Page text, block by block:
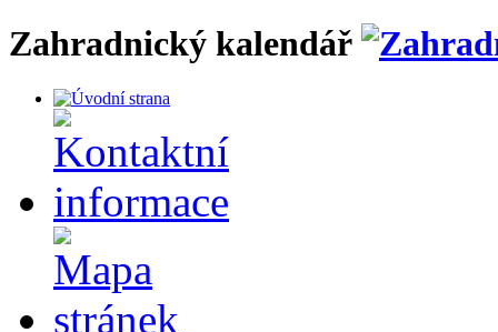
Zahradnický kalendář